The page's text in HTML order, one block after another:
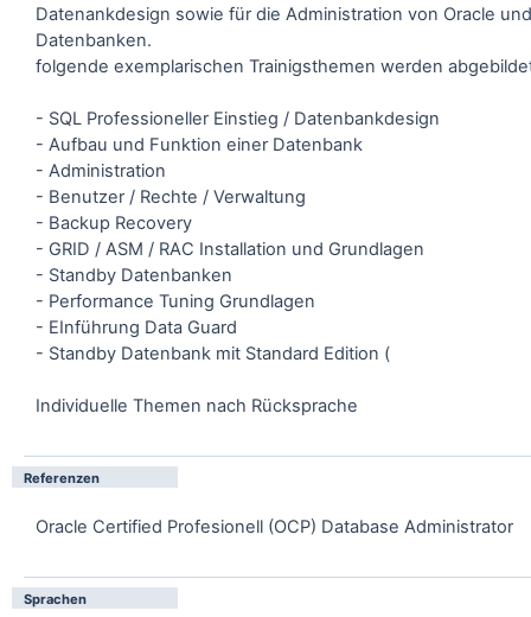
Datenankdesign sowie für die Administration von Oracle
Datenbanken.
folgende exemplarischen Trainigsthemen werden
- SQL Professioneller Einstieg / Datenbankdesign
- Aufbau und Funktion einer Datenbank
- Administration
- Benutzer / Rechte / Verwaltung
- Backup Recovery
- GRID / ASM / RAC Installation und Grundlagen
- Standby Datenbanken
- Performance Tuning Grundlagen
- EInführung Data Guard
- Standby Datenbank mit Standard Edition (
Individuelle Themen nach Rücksprache
Referenzen
Oracle Certified Profesionell (OCP) Database Administrator
Sprachen